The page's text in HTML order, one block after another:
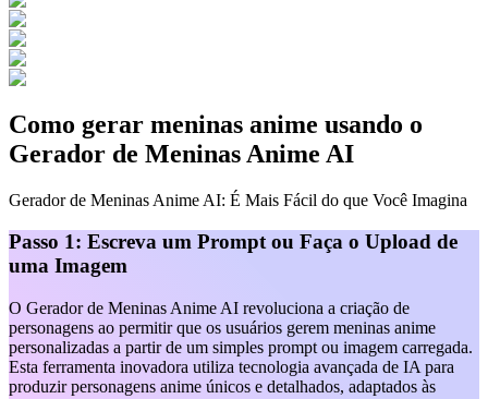
Como gerar meninas anime usando o
Gerador de Meninas Anime AI
Gerador de Meninas Anime AI: É Mais Fácil do que Você Imagina
Passo 1: Escreva um Prompt ou Faça o Upload de
uma Imagem
O Gerador de Meninas Anime AI revoluciona a criação de
personagens ao permitir que os usuários gerem meninas anime
personalizadas a partir de um simples prompt ou imagem carregada.
Esta ferramenta inovadora utiliza tecnologia avançada de IA para
produzir personagens anime únicos e detalhados, adaptados às